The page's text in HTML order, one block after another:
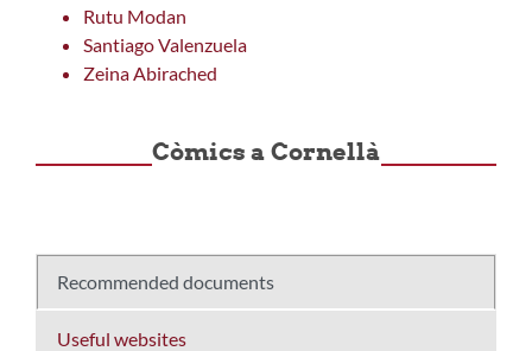
Rutu Modan
Santiago Valenzuela
Zeina Abirached
Còmics a Cornellà
Recommended documents
Useful websites